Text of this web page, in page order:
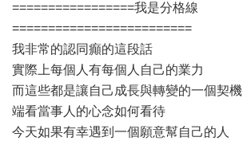
=================我是分格線
=========================
我非常的認同癲的這段話
實際上每個人有每個人自己的業力
而這些都是讓自己成長與轉變的一個契機
端看當事人的心念如何看待
今天如果有幸遇到一個願意幫自己的人